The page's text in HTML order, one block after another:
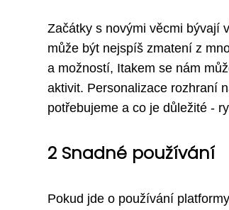
Začátky s novými věcmi bývají
může být nejspíš zmatení z
a možností, Itakem se nám
aktivit. Personalizace rozhraní
potřebujeme a co je důležité -
2 Snadné používání
Pokud jde o používání